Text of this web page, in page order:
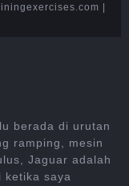
berada di urutan
ramping, mesin
Jaguar adalah
ketika saya